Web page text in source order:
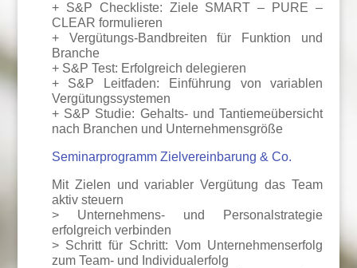
+ S&P Checkliste: Ziele SMART – PURE –
CLEAR formulieren
+ Vergütungs-Bandbreiten für Funktion und
Branche
+ S&P Test: Erfolgreich delegieren
+ S&P Leitfaden: Einführung von variablen
Vergütungssystemen
+ S&P Studie: Gehalts- und Tantiemeübersicht
nach Branchen und Unternehmensgröße
Seminarprogramm Zielvereinbarung & Co.
Mit Zielen und variabler Vergütung das Team
aktiv steuern
> Unternehmens- und Personalstrategie
erfolgreich verbinden
> Schritt für Schritt: Vom Unternehmenserfolg
zum Team- und Individualerfolg